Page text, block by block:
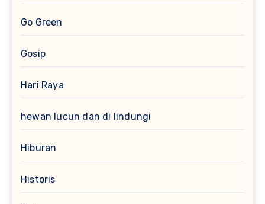
Go Green
Gosip
Hari Raya
hewan lucun dan di lindungi
Hiburan
Historis